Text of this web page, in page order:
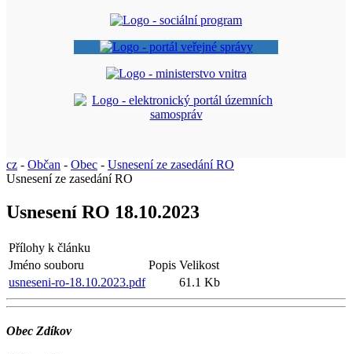
cz - Občan - Obec - Usnesení ze zasedání RO
Usnesení ze zasedání RO
Usnesení RO 18.10.2023
Přílohy k článku
Jméno souboru
Popis Velikost
usneseni-ro-18.10.2023.pdf
61.1 Kb
Obec Zdíkov